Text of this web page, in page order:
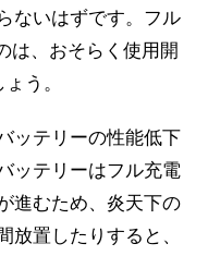
ないはずです。フル
は、おそらく使用開
う。
ッテリーの性能低下
ッテリーはフル充電
進むため、炎天下の
放置したりすると、